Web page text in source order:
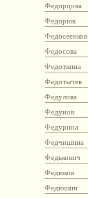
Федорцова
Федорюк
Федосеенков
Федосова
Федоткина
Федотычев
Федулова
Федунов
Федурина
Федчишина
Федькович
Федюков
Федюшин